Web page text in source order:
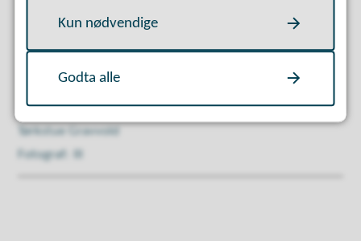
Kun nødvendige
Godta alle